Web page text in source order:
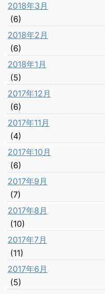
2018年3月
(6)
2018年2月
(6)
2018年1月
(5)
2017年12月
(6)
2017年11月
(4)
2017年10月
(6)
2017年9月
(7)
2017年8月
(10)
2017年7月
(11)
2017年6月
(5)